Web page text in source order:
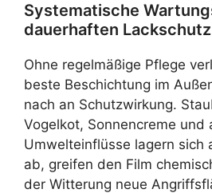
Systematische
dauerhaften Lackschutz
Ohne regelmäßige Pflege
beste Beschichtung im
nach an Schutzwirkung.
Vogelkot, Sonnencreme und
Umwelteinflüsse lagern sich
ab, greifen den Film
der Witterung neue